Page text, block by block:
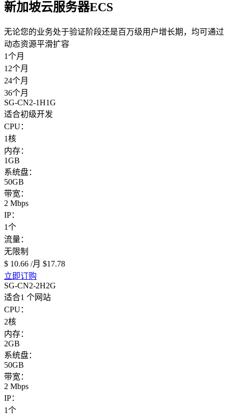
新加坡云服务器ECS
无论您的业务处于验证阶段还是百万级用户增长期，均可通过
动态资源平滑扩容
1个月
12个月
24个月
36个月
SG-CN2-1H1G
适合初级开发
CPU：
1核
内存：
1GB
系统盘：
50GB
带宽：
2 Mbps
IP：
1个
流量：
无限制
$ 10.66 /月 $17.78
立即订购
SG-CN2-2H2G
适合1 个网站
CPU：
2核
内存：
2GB
系统盘：
50GB
带宽：
2 Mbps
IP：
1个